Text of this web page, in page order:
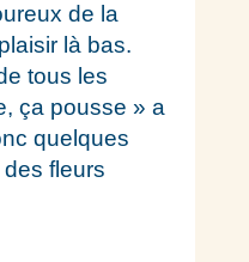
de la
là bas.
tous les
ça pousse » a
quelques
fleurs